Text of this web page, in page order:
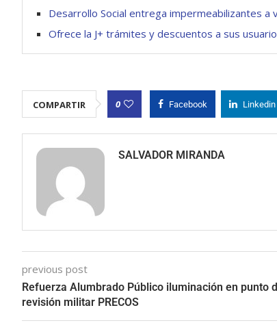
Desarrollo Social entrega impermeabilizantes a
Ofrece la J+ trámites y descuentos a sus
COMPARTIR 0 Facebook Linkedin
SALVADOR MIRANDA
previous post
Refuerza Alumbrado Público iluminación en punto
revisión militar PRECOS